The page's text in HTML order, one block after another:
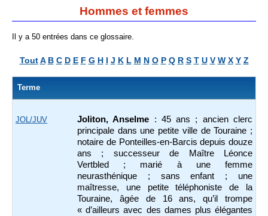
Hommes et femmes
Il y a 50 entrées dans ce glossaire.
Tout A B C D E F G H I J K L M N O P Q R S T U V W X Y Z
Terme
JOL/JUV Joliton, Anselme : 45 ans ; ancien clerc
principale dans une petite ville de Touraine ;
notaire de Ponteilles-en-Barcis depuis douze
ans ; successeur de Maître Léonce
Vertbled ; marié à une femme
neurasthénique ; sans enfant ; une
maîtresse, une petite téléphoniste de la
Touraine, âgée de 16 ans, qu’il trompe
« d’ailleurs avec des dames plus élégantes